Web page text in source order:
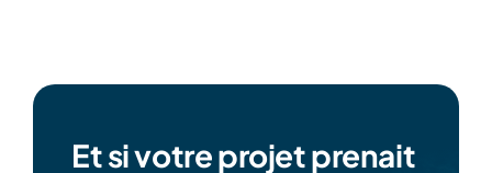
Et si votre projet prenait